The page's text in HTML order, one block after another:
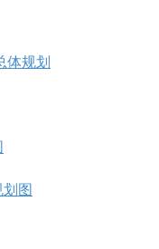
体规划
图